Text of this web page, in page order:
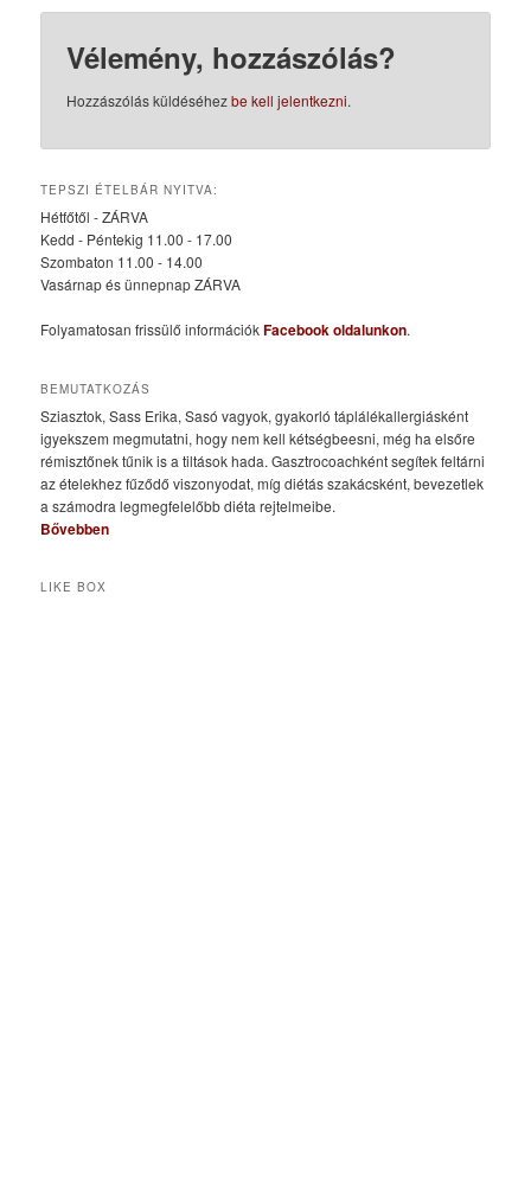
Vélemény, hozzászólás?
Hozzászólás küldéséhezbe kell jelentkezni.
TEPSZI ÉTELBÁR NYITVA:
Hétfőtől - ZÁRVA
Kedd - Péntekig 11.00 - 17.00
Szombaton 11.00 - 14.00
Vasárnap és ünnepnap ZÁRVA
Folyamatosan frissülő információkFacebook oldalunkon.
BEMUTATKOZÁS
Sziasztok, Sass Erika, Sasó vagyok, gyakorló táplálékallergiásként
igyekszem megmutatni, hogy nem kell kétségbeesni, még ha elsőre
rémisztőnek tűnik is a tiltások hada. Gasztrocoachként segítek feltárni
az ételekhez fűződő viszonyodat, míg diétás szakácsként, bevezetlek
a számodra legmegfelelőbb diéta rejtelmeibe.
Bővebben
LIKE BOX